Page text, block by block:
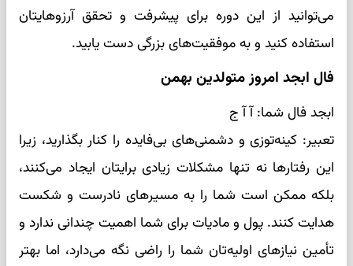
می‌توانید از این دوره برای پیشرفت و تحقق آرزوهایتان
استفاده کنید و به موفقیت‌های بزرگی دست یابید.
فال ابجد امروز متولدین بهمن
ابجد فال شما: آ آ ج
تعبیر: کینه‌توزی و دشمنی‌های بی‌فایده را کنار بگذارید، زیرا
این رفتارها نه تنها مشکلات زیادی برایتان ایجاد می‌کنند،
بلکه ممکن است شما را به مسیرهای نادرست و شکست
هدایت کنند. پول و مادیات برای شما اهمیت چندانی ندارد و
تأمین نیازهای اولیه‌تان شما را راضی نگه می‌دارد، اما بهتر